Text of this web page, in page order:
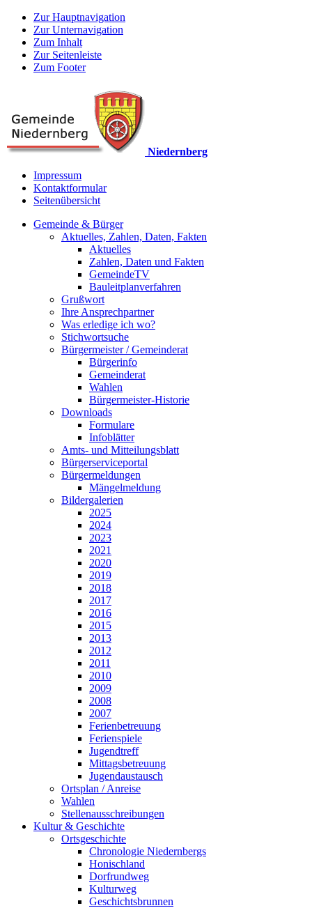
Zur Hauptnavigation
Zur Unternavigation
Zum Inhalt
Zur Seitenleiste
Zum Footer
Niedernberg
Impressum
Kontaktformular
Seitenübersicht
Gemeinde & Bürger
Aktuelles, Zahlen, Daten, Fakten
Aktuelles
Zahlen, Daten und Fakten
GemeindeTV
Bauleitplanverfahren
Grußwort
Ihre Ansprechpartner
Was erledige ich wo?
Stichwortsuche
Bürgermeister / Gemeinderat
Bürgerinfo
Gemeinderat
Wahlen
Bürgermeister-Historie
Downloads
Formulare
Infoblätter
Amts- und Mitteilungsblatt
Bürgerserviceportal
Bürgermeldungen
Mängelmeldung
Bildergalerien
2025
2024
2023
2021
2020
2019
2018
2017
2016
2015
2013
2012
2011
2010
2009
2008
2007
Ferienbetreuung
Ferienspiele
Jugendtreff
Mittagsbetreuung
Jugendaustausch
Ortsplan / Anreise
Wahlen
Stellenausschreibungen
Kultur & Geschichte
Ortsgeschichte
Chronologie Niedernbergs
Honischland
Dorfrundweg
Kulturweg
Geschichtsbrunnen